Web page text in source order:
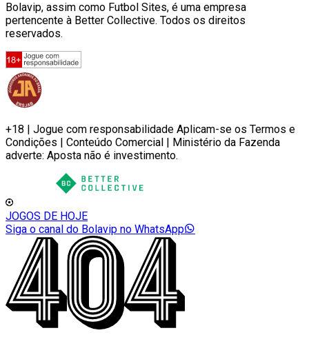
Bolavip, assim como Futbol Sites, é uma empresa
pertencente à Better Collective. Todos os direitos
reservados.
+18 | Jogue com responsabilidade Aplicam-se os Termos e
Condições | Conteúdo Comercial | Ministério da Fazenda
adverte: Aposta não é investimento.
JOGOS DE HOJE
Siga o canal do Bolavip no WhatsApp